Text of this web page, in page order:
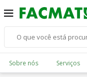
Sobre nós Serviços